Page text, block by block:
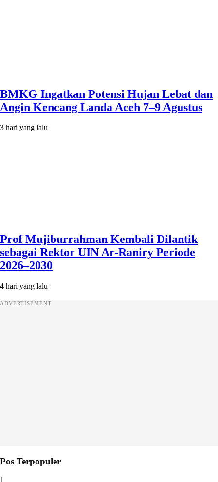
BMKG Ingatkan Potensi Hujan Lebat dan
Angin Kencang Landa Aceh 7–9 Agustus
3 hari yang lalu
Prof Mujiburrahman Kembali Dilantik
sebagai Rektor UIN Ar-Raniry Periode
2026–2030
4 hari yang lalu
ADVERTISEMENT
Pos Terpopuler
1